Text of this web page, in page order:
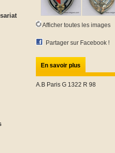
Afficher toutes les images
Partager sur Facebook !
En savoir plus
A.B Paris G 1322 R 98